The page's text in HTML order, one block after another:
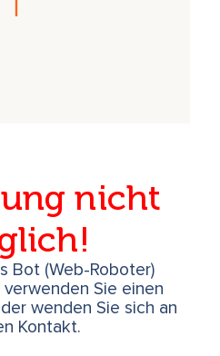
nicht
Bot (Web-Roboter)
Sie einen
wenden Sie sich an
Kontakt.